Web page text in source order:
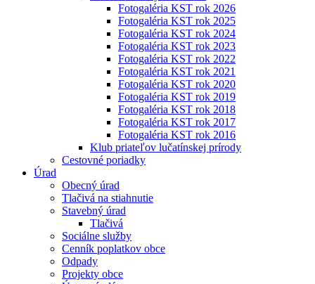
Fotogaléria KST rok 2026
Fotogaléria KST rok 2025
Fotogaléria KST rok 2024
Fotogaléria KST rok 2023
Fotogaléria KST rok 2022
Fotogaléria KST rok 2021
Fotogaléria KST rok 2020
Fotogaléria KST rok 2019
Fotogaléria KST rok 2018
Fotogaléria KST rok 2017
Fotogaléria KST rok 2016
Klub priateľov lučatínskej prírody
Cestovné poriadky
Úrad
Obecný úrad
Tlačivá na stiahnutie
Stavebný úrad
Tlačivá
Sociálne služby
Cenník poplatkov obce
Odpady
Projekty obce